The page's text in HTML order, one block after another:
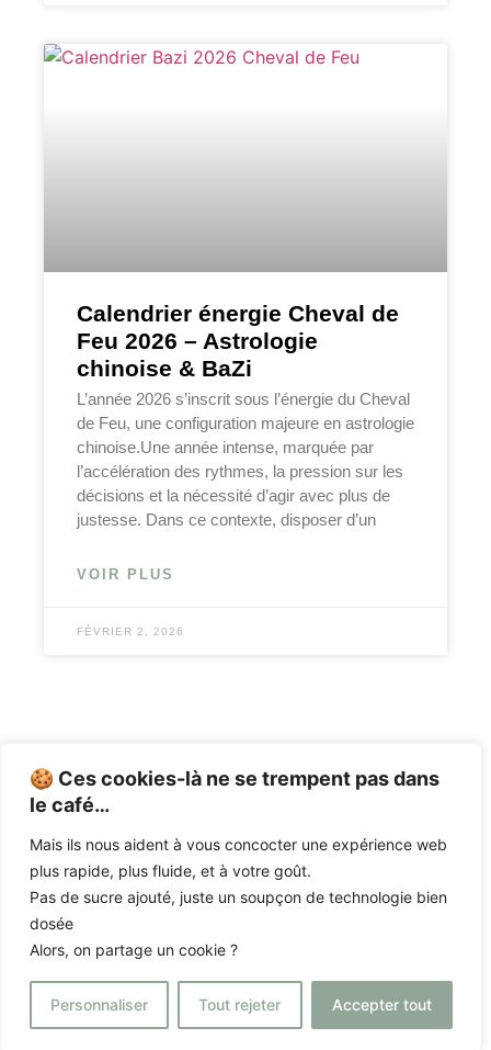
🍪 Ces cookies-là ne se trempent pas dans
le café…
Mais ils nous aident à vous concocter une expérience web
plus rapide, plus fluide, et à votre goût.
Pas de sucre ajouté, juste un soupçon de technologie bien
dosée
Alors, on partage un cookie ?
Personnaliser Tout rejeter Accepter tout
Calendrier énergie Cheval de
Feu 2026 – Astrologie
chinoise & BaZi
L’année 2026 s’inscrit sous l’énergie du Cheval
de Feu, une configuration majeure en astrologie
chinoise.Une année intense, marquée par
l’accélération des rythmes, la pression sur les
décisions et la nécessité d’agir avec plus de
justesse. Dans ce contexte, disposer d’un
VOIR PLUS
FÉVRIER 2, 2026
CHEMA|PRESTATIONS|
ACTUALITÉS|CONTACTEZ-NOUS
© CHEMA – STÉPHANIE GELBART – 2025 –MENTIONS LEGALES – CGV
CENOTE COMMUNICATION ITS AMELINE